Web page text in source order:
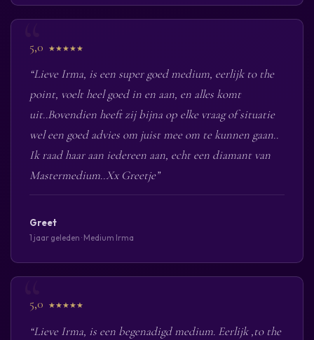
5,0 ★★★★★
“Lieve Irma, is een super goed medium, eerlijk to the
point, voelt heel goed in en aan, en alles komt
uit..Bovendien heeft zij bijna op elke vraag of situatie
wel een goed advies om juist mee om te kunnen gaan..
Ik raad haar aan iedereen aan, echt een diamant van
Mastermedium..Xx Greetje”
Greet
1 jaar geleden · Medium Irma
5,0 ★★★★★
“Lieve Irma, is een begenadigd medium. Eerlijk ,to the